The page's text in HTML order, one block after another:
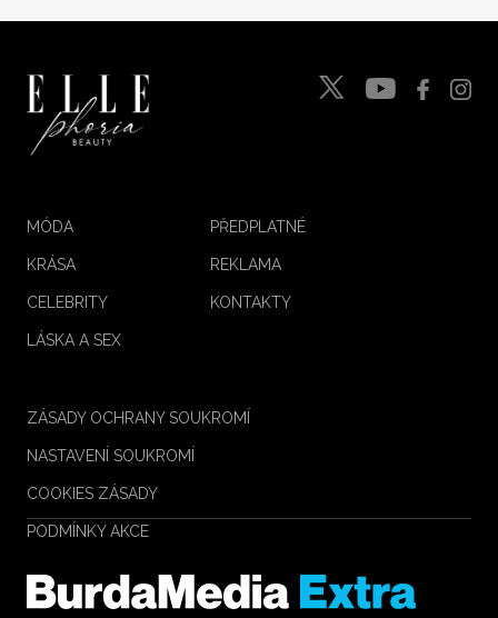
MÓDA
KRÁSA
CELEBRITY
LÁSKA A SEX
PŘEDPLATNÉ
REKLAMA
KONTAKTY
ZÁSADY OCHRANY SOUKROMÍ
NASTAVENÍ SOUKROMÍ
COOKIES ZÁSADY
PODMÍNKY AKCE